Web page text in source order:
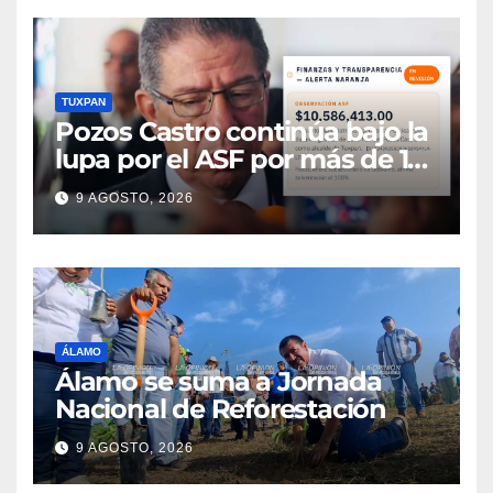
TUXPAN
Pozos Castro continúa bajo la
lupa por el ASF por más de 10
MDP
9 AGOSTO, 2026
ÁLAMO
Álamo se suma a Jornada
Nacional de Reforestación
9 AGOSTO, 2026